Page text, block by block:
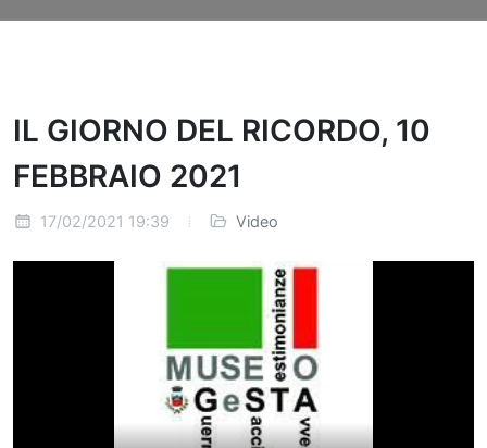
IL GIORNO DEL RICORDO, 10
FEBBRAIO 2021
17/02/2021 19:39 Video